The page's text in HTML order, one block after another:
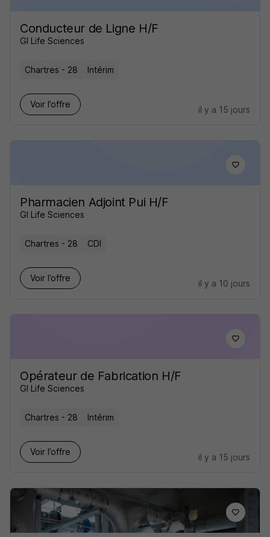
Conducteur de Ligne H/F
GI Life Sciences
Chartres - 28 Intérim
Voir l’offre
il y a 15 jours
Pharmacien Adjoint Pui H/F
GI Life Sciences
Chartres - 28 CDI
Voir l’offre
il y a 10 jours
Opérateur de Fabrication H/F
GI Life Sciences
Chartres - 28 Intérim
Voir l’offre
il y a 15 jours